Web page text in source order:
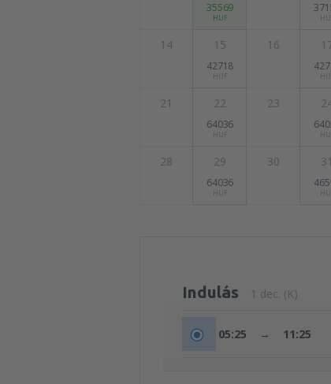
35569
HUF
14 15
42718
HUF
16
21 22
64036
HUF
23
28 29
64036
HUF
30 31
Indulás 1 dec. (K)
05:25 → 11:25